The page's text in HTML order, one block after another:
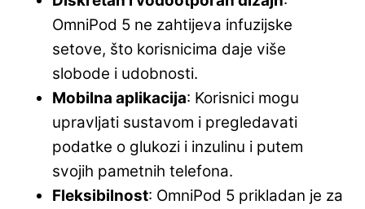
OmniPod 5 ne zahtijeva infuzijske
setove, što korisnicima daje više
slobode i udobnosti.
Mobilna aplikacija: Korisnici mogu
upravljati sustavom i pregledavati
podatke o glukozi i inzulinu i putem
svojih pametnih telefona.
Fleksibilnost: OmniPod 5 prikladan je za